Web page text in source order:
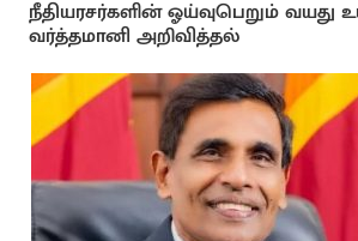
நீதியரசர்களின் ஓய்வுபெறும் வயது
வர்த்தமானி அறிவித்தல்